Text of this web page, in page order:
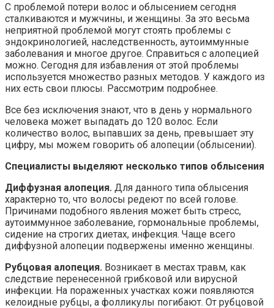
С проблемой потери волос и облысением сегодня
сталкиваются и мужчины, и женщины. За это весьма
неприятной проблемой могут стоять проблемы с
эндокринологией, наследственность, аутоиммунные
заболевания и многое другое. Справиться с алопецией
можно. Сегодня для избавления от этой проблемы
используется множество разных методов. У каждого из
них есть свои плюсы. Рассмотрим подробнее.
Все без исключения знают, что в день у нормального
человека может выпадать до 120 волос. Если
количество волос, выпавших за день, превышает эту
цифру, мы можем говорить об алопеции (облысении).
Специалисты выделяют несколько типов облысения
Диффузная алопеция. Для данного типа облысения
характерно то, что волосы редеют по всей голове.
Причинами подобного явления может быть стресс,
аутоиммунное заболевание, гормональные проблемы,
сидение на строгих диетах, инфекция. Чаще всего
диффузной алопеции подвержены именно женщины.
Рубцовая алопеция. Возникает в местах травм, как
следствие перенесенной грибковой или вирусной
инфекции. На пораженных участках кожи появляются
келоидные рубцы, а фолликулы погибают. От рубцовой